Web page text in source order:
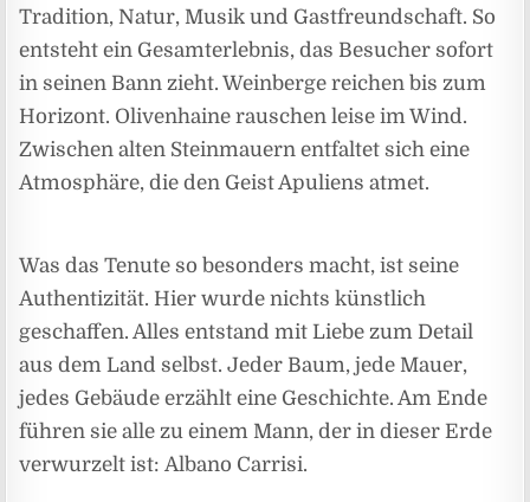
Tradition, Natur, Musik und Gastfreundschaft. So
entsteht ein Gesamterlebnis, das Besucher sofort
in seinen Bann zieht. Weinberge reichen bis zum
Horizont. Olivenhaine rauschen leise im Wind.
Zwischen alten Steinmauern entfaltet sich eine
Atmosphäre, die den Geist Apuliens atmet.
Was das Tenute so besonders macht, ist seine
Authentizität. Hier wurde nichts künstlich
geschaffen. Alles entstand mit Liebe zum Detail
aus dem Land selbst. Jeder Baum, jede Mauer,
jedes Gebäude erzählt eine Geschichte. Am Ende
führen sie alle zu einem Mann, der in dieser Erde
verwurzelt ist: Albano Carrisi.